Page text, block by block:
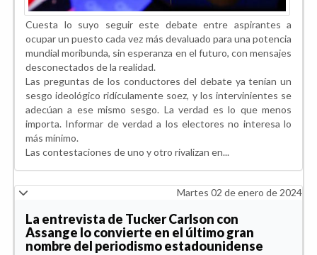
Cuesta lo suyo seguir este debate entre aspirantes a
ocupar un puesto cada vez más devaluado para una potencia
mundial moribunda, sin esperanza en el futuro, con mensajes
desconectados de la realidad.
Las preguntas de los conductores del debate ya tenían un
sesgo ideológico ridículamente soez, y los intervinientes se
adecúan a ese mismo sesgo. La verdad es lo que menos
importa. Informar de verdad a los electores no interesa lo
más mínimo.
Las contestaciones de uno y otro rivalizan en...
Martes 02 de enero de 2024
La entrevista de Tucker Carlson con
Assange lo convierte en el último gran
nombre del periodismo estadounidense